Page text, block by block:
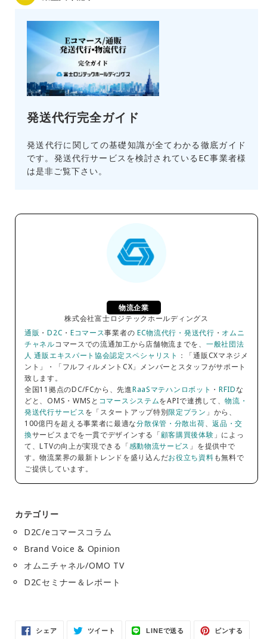
発送代行完全ガイド
発送代行に関しての基礎知識が全てわかる徹底ガイド
です。発送代行サービスを検討されているEC事業者様
は是非ご覧下さい。
物流企業
株式会社富士ロジテックホールディングス
通販 ・D2C ・ Eコマース事業者の EC物流代行・発送代行 ・ オムニ
チャネルコマースでの流通加工から店舗物流までを、 一般社団法
人 通販エキスパート協会認定スペシャリスト ：「通販CXマネジメ
ント」・「フルフィルメントCX」メンバーとスタッフがサポート
致します。
全国11拠点のDC/FCから、先進RaaSマテハンロボット ・RFIDな
どと、OMS・WMSと コマースシステムをAPIで連携して、物流・
発送代行サービスを「スタートアップ特別限定プラン 」から、
100億円を超える事業者に最適な分散保管・分散出荷、返品・交
換サービスまでを一貫でデザインする「顧客購買後体験 」によっ
て、LTVの向上が実現できる「感動物流サービス 」を提供中で
す。物流業界の最新トレンドを盛り込んだお役立ち資料も無料で
ご提供しています。
カテゴリー
D2C/eコマースコラム
Brand Voice & Opinion
オムニチャネル/OMO TV
D2Cセミナー＆レポート
シェアFacebookツイート
Twitter
LINEで送る
LINE
ピンする